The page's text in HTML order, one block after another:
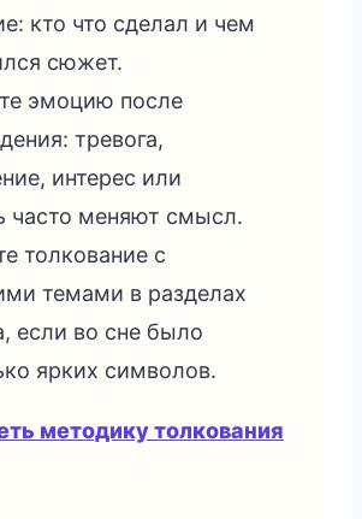
кто что сделал и чем
сюжет.
эмоцию после
тревога,
интерес или
часто меняют смысл.
толкование с
темами в разделах
если во сне было
ярких символов.
методику толкования